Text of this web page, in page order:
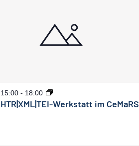
HTR|XML|TEI-Werkstatt im CeMaRS
15:00- 18:00